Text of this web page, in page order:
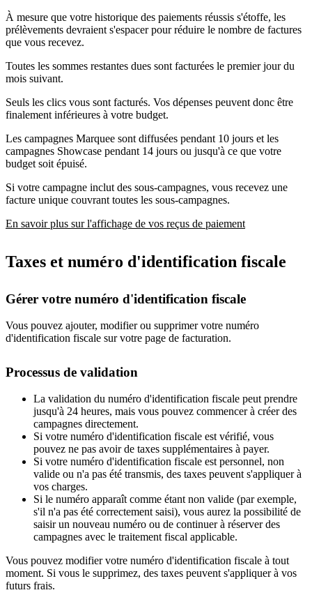
À mesure que votre historique des paiements réussis s'étoffe, les
prélèvements devraient s'espacer pour réduire le nombre de factures
que vous recevez.
Toutes les sommes restantes dues sont facturées le premier jour du
mois suivant.
Seuls les clics vous sont facturés. Vos dépenses peuvent donc être
finalement inférieures à votre budget.
Les campagnes Marquee sont diffusées pendant 10 jours et les
campagnes Showcase pendant 14 jours ou jusqu'à ce que votre
budget soit épuisé.
Si votre campagne inclut des sous-campagnes, vous recevez une
facture unique couvrant toutes les sous-campagnes.
En savoir plus sur l'affichage de vos reçus de paiement
Taxes et numéro d'identification fiscale
Gérer votre numéro d'identification fiscale
Vous pouvez ajouter, modifier ou supprimer votre numéro
d'identification fiscale sur votre page de facturation.
Processus de validation
La validation du numéro d'identification fiscale peut prendre
jusqu'à 24 heures, mais vous pouvez commencer à créer des
campagnes directement.
Si votre numéro d'identification fiscale est vérifié, vous
pouvez ne pas avoir de taxes supplémentaires à payer.
Si votre numéro d'identification fiscale est personnel, non
valide ou n'a pas été transmis, des taxes peuvent s'appliquer à
vos charges.
Si le numéro apparaît comme étant non valide (par exemple,
s'il n'a pas été correctement saisi), vous aurez la possibilité de
saisir un nouveau numéro ou de continuer à réserver des
campagnes avec le traitement fiscal applicable.
Vous pouvez modifier votre numéro d'identification fiscale à tout
moment. Si vous le supprimez, des taxes peuvent s'appliquer à vos
futurs frais.